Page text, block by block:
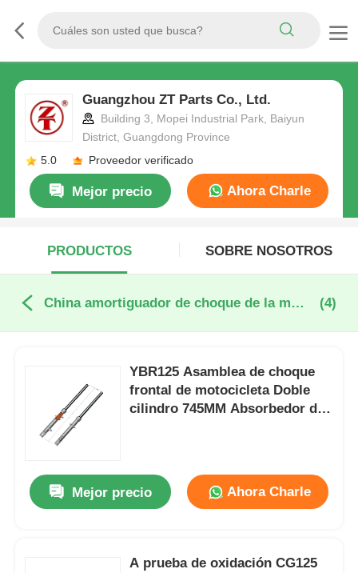
Guangzhou ZT Parts Co., Ltd.
Building 3, Mopei Industrial Park, Baiyun
District, Guangdong Province
5.0
Proveedor verificado
Mejor precio Ahora Charle
PRODUCTOS SOBRE NOSOTROS
China amortiguador de choque de la motocicleta (4)
YBR125 Asamblea de choque
frontal de motocicleta Doble
cilindro 745MM Absorbedor de
Mejor precio Ahora Charle
A prueba de oxidación CG125